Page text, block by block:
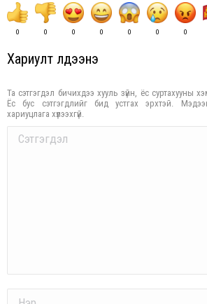
0 0 0 0 0 0 0
Хариулт үлдээнэ үү
Та сэтгэгдэл бичихдээ хууль зүйн, ёс суртахууны
Ёс бус сэтгэгдлийг бид устгах эрхтэй.
хариуцлага хүлээхгүй.
Comment